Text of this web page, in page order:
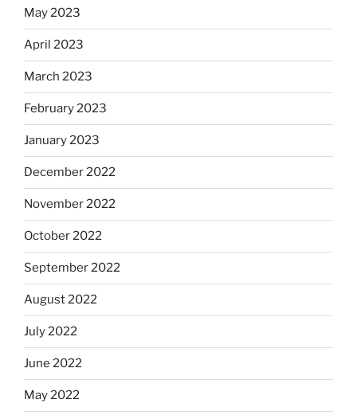
May 2023
April 2023
March 2023
February 2023
January 2023
December 2022
November 2022
October 2022
September 2022
August 2022
July 2022
June 2022
May 2022